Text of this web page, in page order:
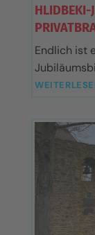
HLIDBEKI-
Endlich ist